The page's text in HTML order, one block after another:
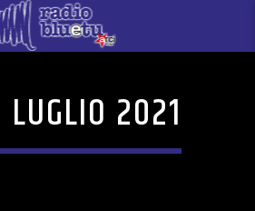
LUGLIO 2021